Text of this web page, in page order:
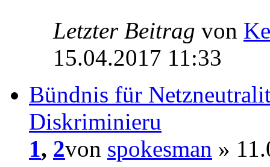
Letzter Beitrag von
15.04.2017 11:33
Bündnis für
Diskriminieru
1, 2von spokesman »